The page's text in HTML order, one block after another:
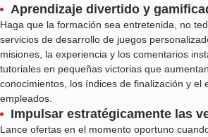
Aprendizaje divertido y
Haga que la formación sea entretenida, no
servicios de desarrollo de juegos
misiones, la experiencia y los comentarios
tutoriales en pequeñas victorias que
conocimientos, los índices de finalización y el
empleados.
Impulsar estratégicamente las
Lance ofertas en el momento oportuno